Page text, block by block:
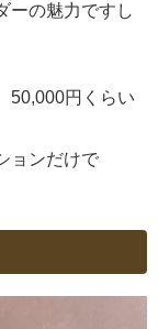
ーの魅力ですし
50,000円くらい
ョンだけで